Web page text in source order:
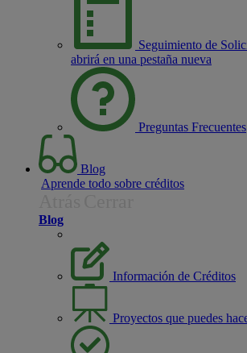
Seguimiento de
abrirá en una pestaña nueva
Preguntas Frecuentes
Blog
Aprende todo sobre créditos
Blog
Información de Créditos
Proyectos que puedes